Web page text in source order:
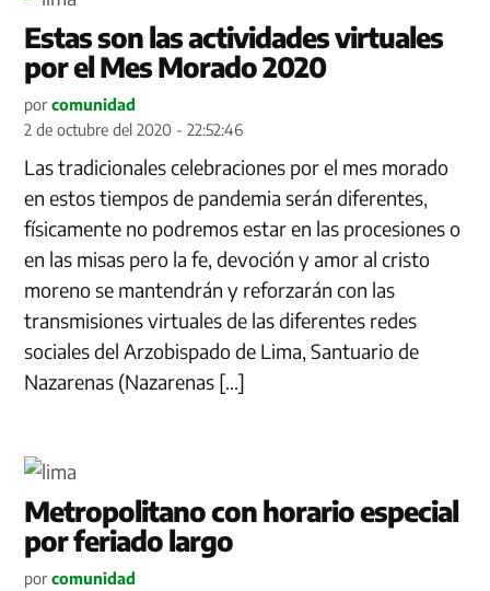
Estas son las actividades virtuales
por el Mes Morado 2020
por comunidad
2 de octubre del 2020 - 22:52:46
Las tradicionales celebraciones por el mes morado
en estos tiempos de pandemia serán diferentes,
físicamente no podremos estar en las procesiones o
en las misas pero la fe, devoción y amor al cristo
moreno se mantendrán y reforzarán con las
transmisiones virtuales de las diferentes redes
sociales del Arzobispado de Lima, Santuario de
Nazarenas (Nazarenas […]
Metropolitano con horario especial
por feriado largo
por comunidad